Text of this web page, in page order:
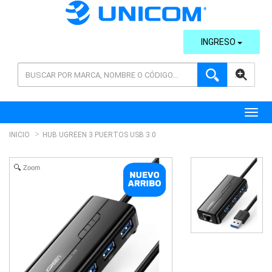
AVANZADA
INGRESO
INICIO HUB UGREEN 3 PUERTOS USB 3.0
Zoom